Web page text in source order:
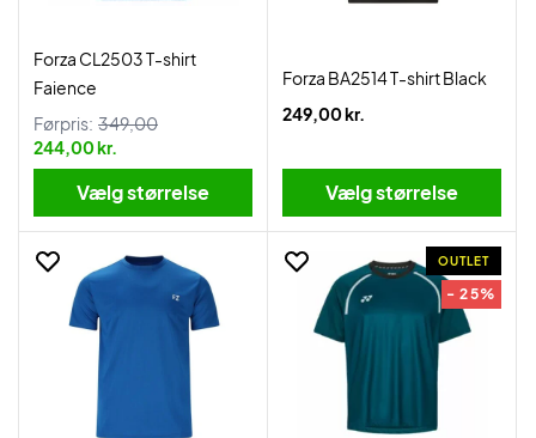
Forza CL2503 T-shirt
Faience
Førpris: 349,00
244,00 kr.
Vælg størrelse
Forza BA2514 T-shirt Black
249,00 kr.
Vælg størrelse
OUTLET
- 25%